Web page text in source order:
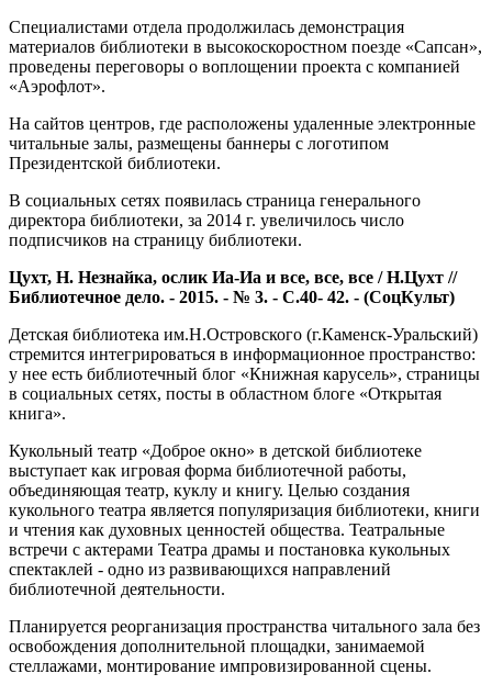
Специалистами отдела продолжилась демонстрация
материалов библиотеки в высокоскоростном поезде «Сапсан»,
проведены переговоры о воплощении проекта с компанией
«Аэрофлот».
На сайтов центров, где расположены удаленные электронные
читальные залы, размещены баннеры с логотипом
Президентской библиотеки.
В социальных сетях появилась страница генерального
директора библиотеки, за 2014 г. увеличилось число
подписчиков на страницу библиотеки.
Цухт, Н. Незнайка, ослик Иа-Иа и все, все, все / Н.Цухт //
Библиотечное дело. - 2015. - № 3. - С.40- 42. - (СоцКульт)
Детская библиотека им.Н.Островского (г.Каменск-Уральский)
стремится интегрироваться в информационное пространство:
у нее есть библиотечный блог «Книжная карусель», страницы
в социальных сетях, посты в областном блоге «Открытая
книга».
Кукольный театр «Доброе окно» в детской библиотеке
выступает как игровая форма библиотечной работы,
объединяющая театр, куклу и книгу. Целью создания
кукольного театра является популяризация библиотеки, книги
и чтения как духовных ценностей общества. Театральные
встречи с актерами Театра драмы и постановка кукольных
спектаклей - одно из развивающихся направлений
библиотечной деятельности.
Планируется реорганизация пространства читального зала без
освобождения дополнительной площадки, занимаемой
стеллажами, монтирование импровизированной сцены.